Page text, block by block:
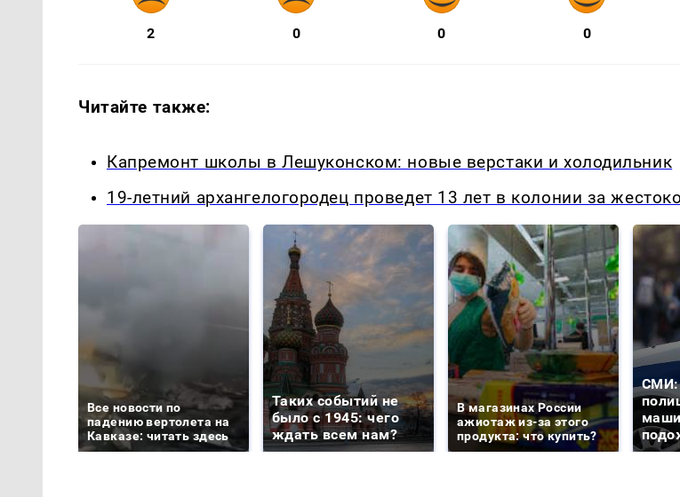
2 0 0 0
Читайте также:
Капремонт школы в Лешуконском: новые верстаки и холодильник
19-летний архангелогородец проведет 13 лет в колонии за
Все новости по
падению вертолета на
Кавказе: читать здесь
Таких событий не
было с 1945: чего
ждать всем нам?
В магазинах России
ажиотаж из-за этого
продукта: что купить?
СМИ: